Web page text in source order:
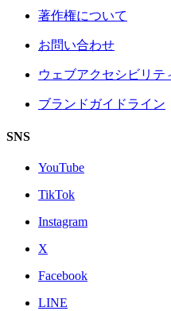
著作権について
お問い合わせ
ウェブアクセシビリテ
ブランドガイドライン
SNS
YouTube
TikTok
Instagram
X
Facebook
LINE